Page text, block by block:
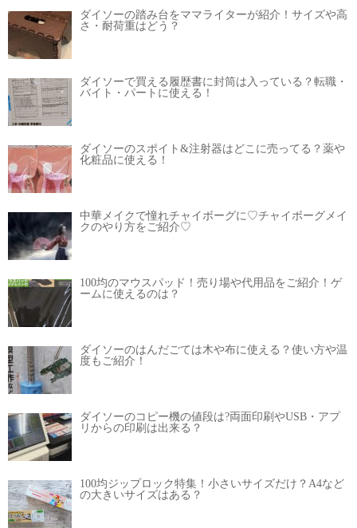
ダイソーの踏み台をママライターが紹介！サイズや高
さ・耐荷重はどう？
ダイソーで買える履歴書に封筒は入っている？転職・
バイト・パートに使える！
ダイソーのスポイト&注射器はどこに売ってる？薬や
化粧品に使える！
中華メイクで憧れチャイボーグに♡チャイボーグメイ
クのやり方をご紹介♡
100均のマウスパッド！売り場や代用品をご紹介！ゲ
ームに使えるのは？
ダイソーのはんだごては木や布に使える？使い方や温
度もご紹介！
ダイソーのコピー機の値段は?両面印刷やUSB・アプ
リからの印刷は出来る？
100均ジップロック特集！小さいサイズだけ？A4など
の大きいサイズはある？